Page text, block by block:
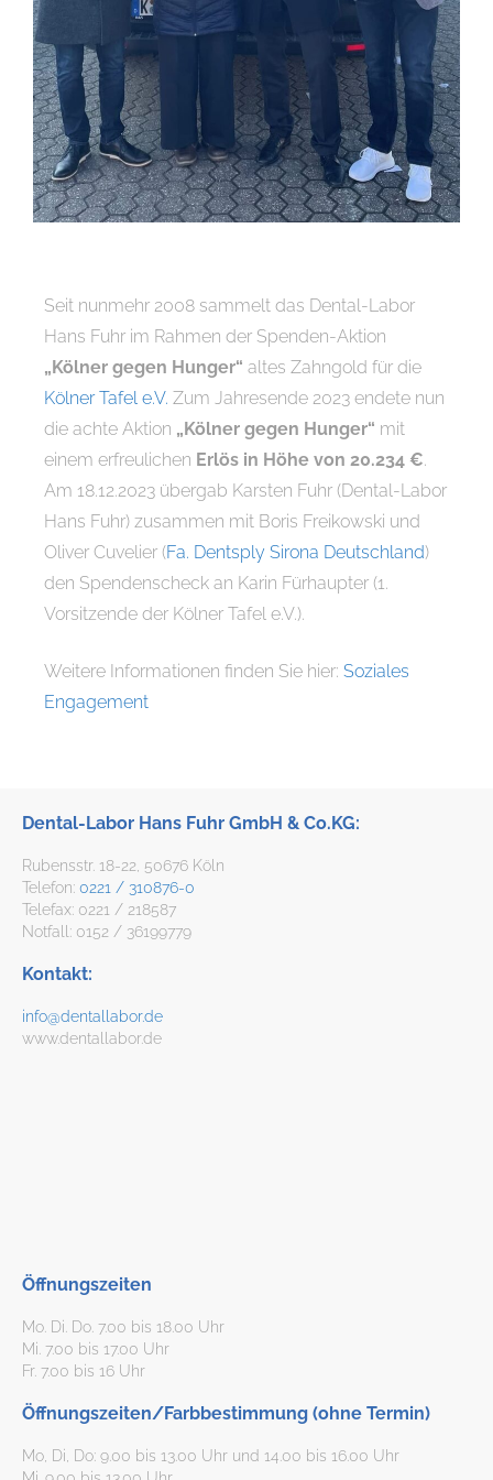
Seit nunmehr 2008 sammelt das Dental-Labor
Hans Fuhr im Rahmen der Spenden-Aktion
„Kölner gegen Hunger“ altes Zahngold für die
Kölner Tafel e.V. Zum Jahresende 2023 endete nun
die achte Aktion „Kölner gegen Hunger“ mit
einem erfreulichen Erlös in Höhe von 20.234 €.
Am 18.12.2023 übergab Karsten Fuhr (Dental-Labor
Hans Fuhr) zusammen mit Boris Freikowski und
Oliver Cuvelier (Fa. Dentsply Sirona Deutschland)
den Spendenscheck an Karin Fürhaupter (1.
Vorsitzende der Kölner Tafel e.V.).
Weitere Informationen finden Sie hier: Soziales
Engagement
Dental-Labor Hans Fuhr GmbH & Co.KG:
Rubensstr. 18-22, 50676 Köln
Telefon: 0221 / 310876-0
Telefax: 0221 / 218587
Notfall: 0152 / 36199779
Kontakt:
info@dentallabor.de
www.dentallabor.de
Öffnungszeiten
Mo. Di. Do. 7.00 bis 18.00 Uhr
Mi. 7.00 bis 17.00 Uhr
Fr. 7.00 bis 16 Uhr
Öffnungszeiten/Farbbestimmung (ohne Termin)
Mo, Di, Do: 9.00 bis 13.00 Uhr und 14.00 bis 16.00 Uhr